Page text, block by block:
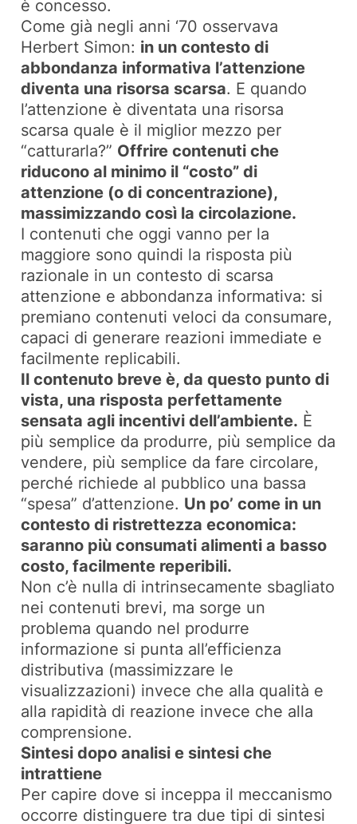
è concesso.
Come già negli anni ‘70 osservava
Herbert Simon: in un contesto di
abbondanza informativa l’attenzione
diventa una risorsa scarsa. E quando
l’attenzione è diventata una risorsa
scarsa quale è il miglior mezzo per
“catturarla?” Offrire contenuti che
riducono al minimo il “costo” di
attenzione (o di concentrazione),
massimizzando così la circolazione.
I contenuti che oggi vanno per la
maggiore sono quindi la risposta più
razionale in un contesto di scarsa
attenzione e abbondanza informativa: si
premiano contenuti veloci da consumare,
capaci di generare reazioni immediate e
facilmente replicabili.
Il contenuto breve è, da questo punto di
vista, una risposta perfettamente
sensata agli incentivi dell’ambiente. È
più semplice da produrre, più semplice da
vendere, più semplice da fare circolare,
perché richiede al pubblico una bassa
“spesa” d’attenzione. Un po’ come in un
contesto di ristrettezza economica:
saranno più consumati alimenti a basso
costo, facilmente reperibili.
Non c’è nulla di intrinsecamente sbagliato
nei contenuti brevi, ma sorge un
problema quando nel produrre
informazione si punta all’efficienza
distributiva (massimizzare le
visualizzazioni) invece che alla qualità e
alla rapidità di reazione invece che alla
comprensione.
Sintesi dopo analisi e sintesi che
intrattiene
Per capire dove si inceppa il meccanismo
occorre distinguere tra due tipi di sintesi